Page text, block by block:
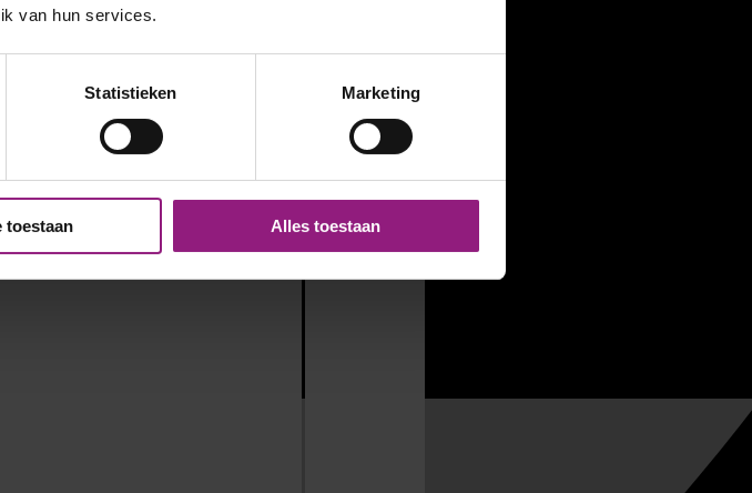
van hun services.
Statistieken Marketing
toestaan Alles toestaan